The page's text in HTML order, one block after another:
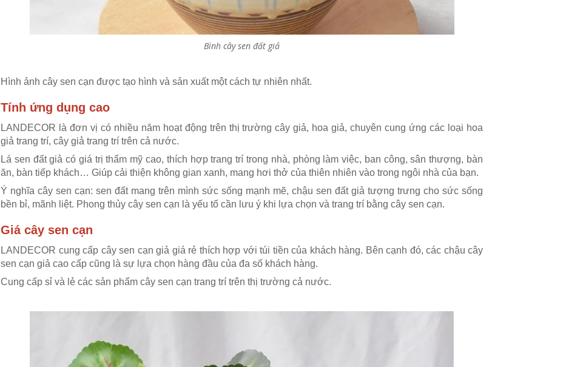
Bình cây sen đất giả
Hình ảnh cây sen cạn được tạo hình và sản xuất một cách tự nhiên nhất.
Tính ứng dụng cao
LANDECOR là đơn vị có nhiều năm hoạt động trên thị trường cây giả, hoa giả, chuyên cung ứng các loại hoa
giả trang trí, cây giả trang trí trên cả nước.
Lá sen đất giả có giá trị thẩm mỹ cao, thích hợp trang trí trong nhà, phòng làm việc, ban công, sân thượng, bàn
ăn, bàn tiếp khách… Giúp cải thiện không gian xanh, mang hơi thở của thiên nhiên vào trong ngôi nhà của bạn.
Ý nghĩa cây sen cạn: sen đất mang trên mình sức sống mạnh mẽ, chậu sen đất giả tượng trưng cho sức sống
bền bỉ, mãnh liệt. Phong thủy cây sen cạn là yếu tố cần lưu ý khi lựa chọn và trang trí bằng cây sen cạn.
Giá cây sen cạn
LANDECOR cung cấp cây sen cạn giả giá rẻ thích hợp với túi tiền của khách hàng. Bên cạnh đó, các chậu cây
sen cạn giả cao cấp cũng là sự lựa chọn hàng đầu của đa số khách hàng.
Cung cấp sỉ và lẻ các sản phẩm cây sen cạn trang trí trên thị trường cả nước.